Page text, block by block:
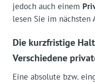
jedoch auch einem
lesen Sie im nächsten
Die kurzfristige
Verschiedene
Eine absolute bzw.